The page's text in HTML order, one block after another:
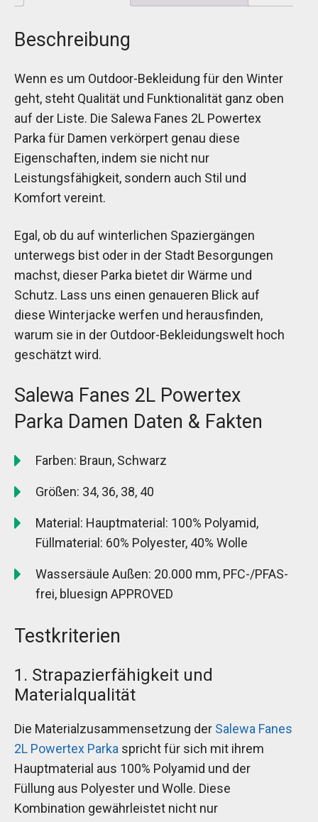
Beschreibung
Wenn es um Outdoor-Bekleidung für den Winter
geht, steht Qualität und Funktionalität ganz oben
auf der Liste. Die Salewa Fanes 2L Powertex
Parka für Damen verkörpert genau diese
Eigenschaften, indem sie nicht nur
Leistungsfähigkeit, sondern auch Stil und
Komfort vereint.
Egal, ob du auf winterlichen Spaziergängen
unterwegs bist oder in der Stadt Besorgungen
machst, dieser Parka bietet dir Wärme und
Schutz. Lass uns einen genaueren Blick auf
diese Winterjacke werfen und herausfinden,
warum sie in der Outdoor-Bekleidungswelt hoch
geschätzt wird.
Salewa Fanes 2L Powertex
Parka Damen Daten & Fakten
Farben: Braun, Schwarz
Größen: 34, 36, 38, 40
Material: Hauptmaterial: 100% Polyamid,
Füllmaterial: 60% Polyester, 40% Wolle
Wassersäule Außen: 20.000 mm, PFC-/PFAS-
frei, bluesign APPROVED
Testkriterien
1. Strapazierfähigkeit und
Materialqualität
Die Materialzusammensetzung der Salewa Fanes
2L Powertex Parka spricht für sich mit ihrem
Hauptmaterial aus 100% Polyamid und der
Füllung aus Polyester und Wolle. Diese
Kombination gewährleistet nicht nur